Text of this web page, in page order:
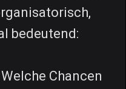
bedeutend:
Chancen